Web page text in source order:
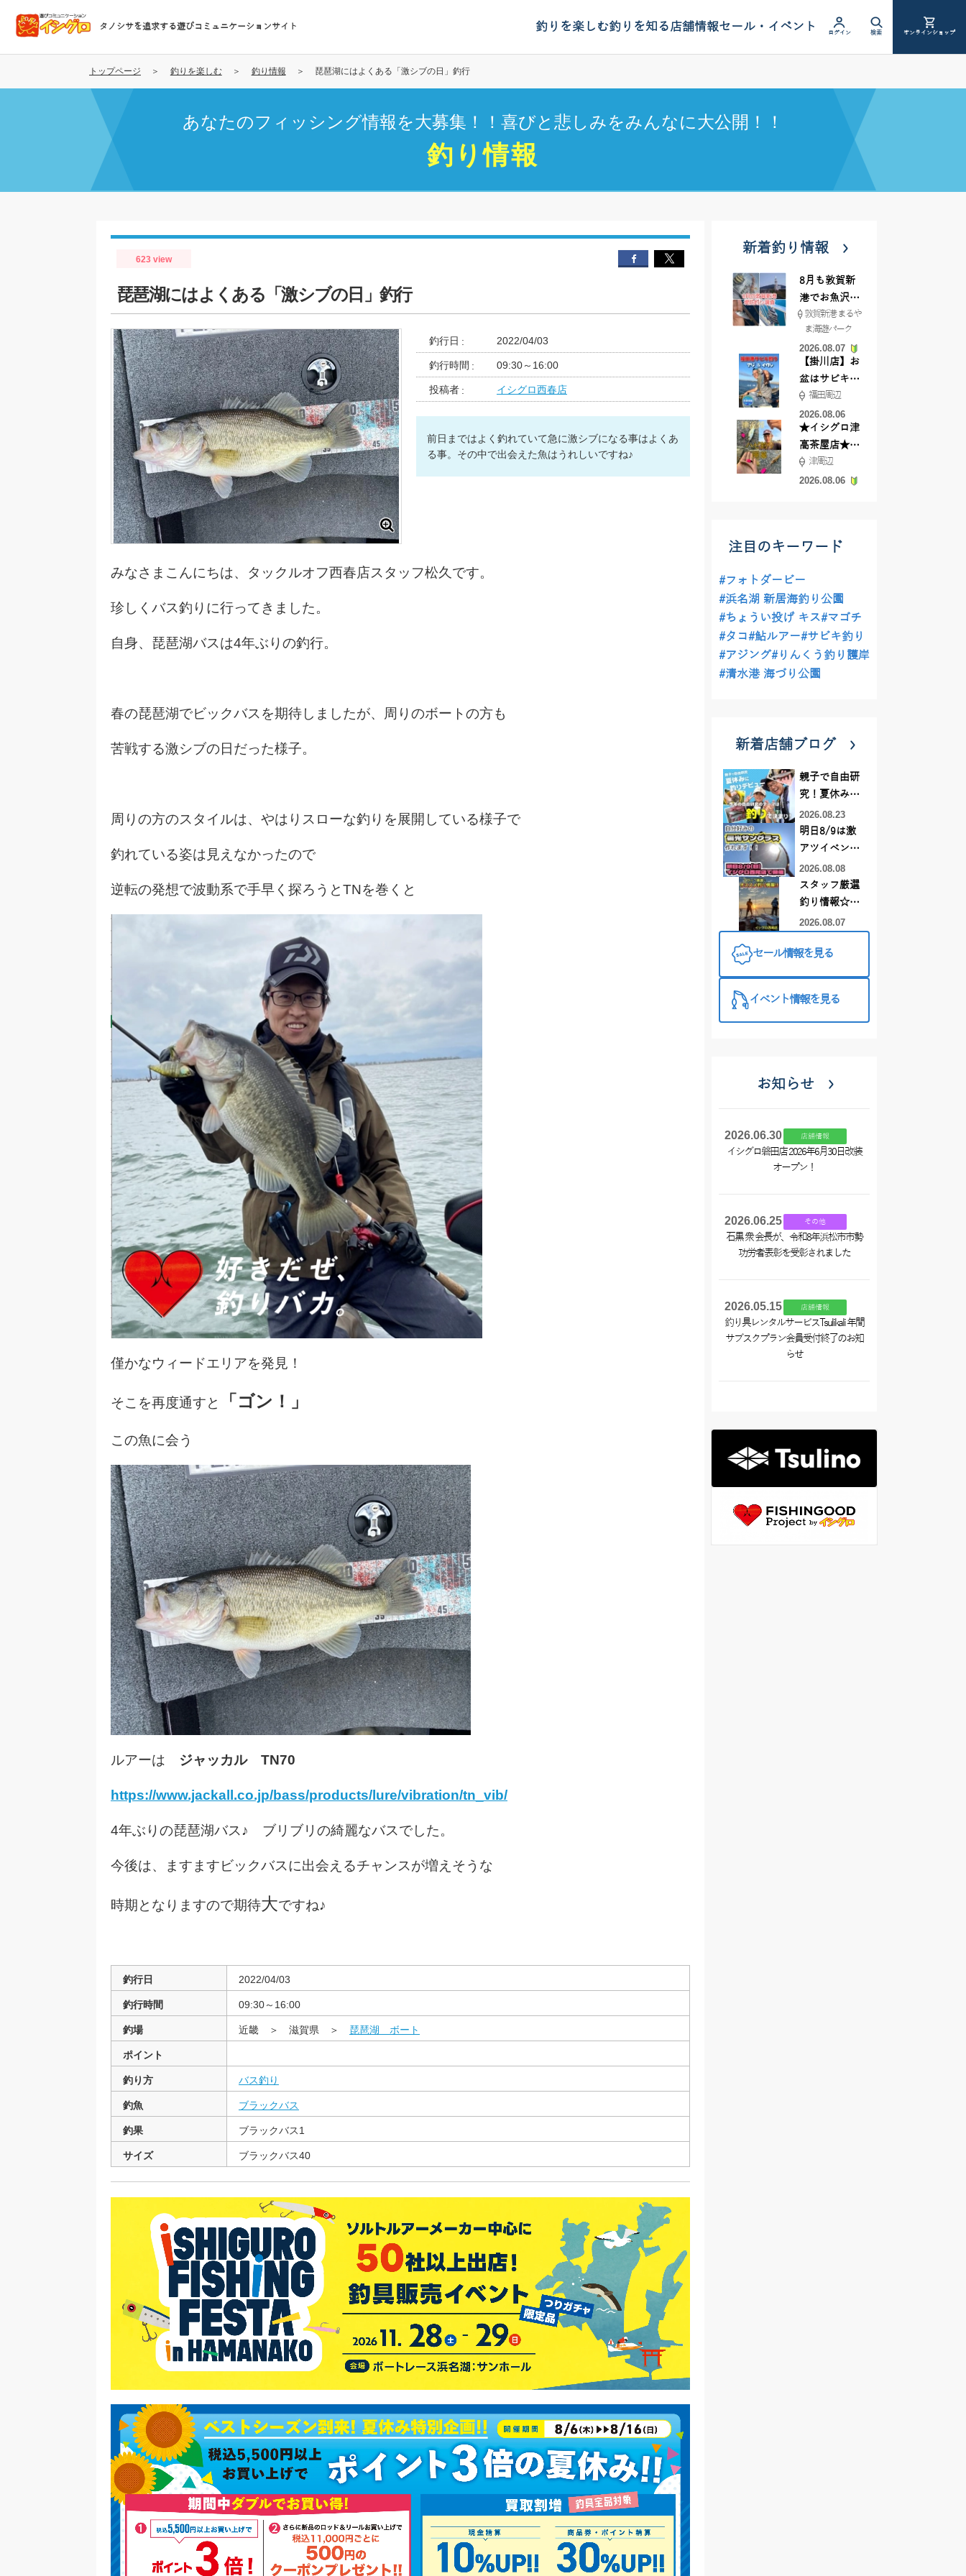
コ
テ
タノシサを追求する遊びコミュニケーションサイト 釣りを楽しむ釣りを知る店舗情報セール・イベント ログイン 検索 オンラインショップ
トップページ 釣りを楽しむ 釣り情報 琵琶湖にはよくある「激シブの日」釣行
あなたのフィッシング情報を大募集！！喜びと悲しみをみんなに大公開！！
釣り情報
623 view
琵琶湖にはよくある「激シブの日」釣行
釣行日 2022/04/03
釣行時間 09:30～16:00
投稿者 イシグロ西春店
前日まではよく釣れていて急に激シブになる事はよくあ
る事。その中で出会えた魚はうれしいですね♪
みなさまこんにちは、タックルオフ西春店スタッフ松久です。
珍しくバス釣りに行ってきました。
自身、琵琶湖バスは4年ぶりの釣行。
春の琵琶湖でビックバスを期待しましたが、周りのボートの方も
苦戦する激シブの日だった様子。
周りの方のスタイルは、やはりスローな釣りを展開している様子で
釣れている姿は見えなかったので
逆転の発想で波動系で手早く探ろうとTNを巻くと
僅かなウィードエリアを発見！
そこを再度通すと 「ゴン！」
この魚に会う
ルアーは ジャッカル TN70
https://www.jackall.co.jp/bass/products/lure/vibration/tn_vib/
4年ぶりの琵琶湖バス♪ ブリブリの綺麗なバスでした。
今後は、ますますビックバスに出会えるチャンスが増えそうな
時期となりますので期待大ですね♪
釣行日 2022/04/03
釣行時間 09:30～16:00
釣場 近畿 ＞ 滋賀県 ＞ 琵琶湖 ボート
ポイント
釣り方 バス釣り
釣魚 ブラックバス
釣果 ブラックバス1
サイズ ブラックバス40
新着釣り情報
8月も敦賀新
港でお魚沢山
♪ イシグロ彦
根店
敦賀新港 まるや
ま海遊パーク
2026.08.07
【掛川店】お
盆はサビキ釣
りいきません
か?
福田周辺
2026.08.06
★イシグロ津
高茶屋店★津
近郊ハゼ釣れ
てます！
津周辺
2026.08.06
注目のキーワード
#フォトダービー
#浜名湖 新居海釣り公園
#ちょうい投げ キス#マゴチ
#タコ#鮎ルアー#サビキ釣り
#アジング#りんくう釣り護岸
#清水港 海づり公園
新着店舗ブログ
親子で自由研
究！夏休みに
釣りデビュー
2026.08.23
明日8/9は激
アツイベント
日！！！～オ
ーダー偏光グ
ラス受注会～
2026.08.08
スタッフ厳選
釣り情報☆彡
連休は何釣り
♪【イシグロ
2026.08.07
セール情報を見る
イベント情報を見る
お知らせ
2026.06.30 店舗情報
イシグロ磐田店 2026年6月30日改装
オープン！
2026.06.25 その他
石黒 衆 会長が、令和8年浜松市市勢
功労者表彰を受彰されました
2026.05.15 店舗情報
釣り具レンタルサービスTsulikali 年間
サブスクプラン会員受付終了のお知
らせ